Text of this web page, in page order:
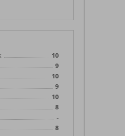
10
9
10
9
10
8
-
8